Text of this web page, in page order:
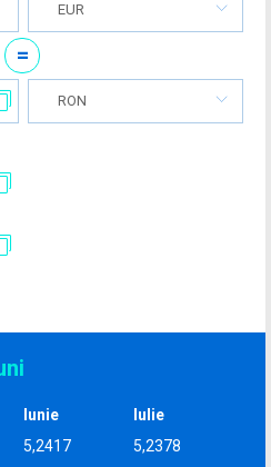
EUR
=
RON
Iunie
Iulie
5,2417
5,2378